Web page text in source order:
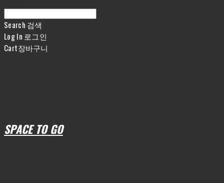
Search 검색
Log In 로그인
Cart장바구니
SPACE TO GO